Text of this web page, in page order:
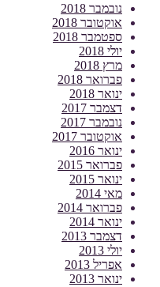
נובמבר 2018
אוקטובר 2018
ספטמבר 2018
יולי 2018
מרץ 2018
פברואר 2018
ינואר 2018
דצמבר 2017
נובמבר 2017
אוקטובר 2017
ינואר 2016
פברואר 2015
ינואר 2015
מאי 2014
פברואר 2014
ינואר 2014
דצמבר 2013
יולי 2013
אפריל 2013
ינואר 2013